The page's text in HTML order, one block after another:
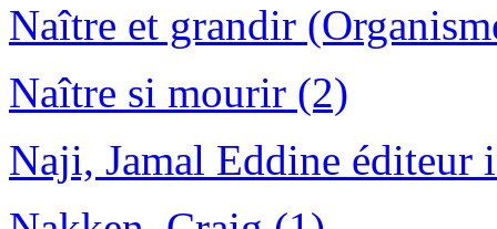
Naître et grandir
Naître si mourir (2)
Naji, Jamal Eddine